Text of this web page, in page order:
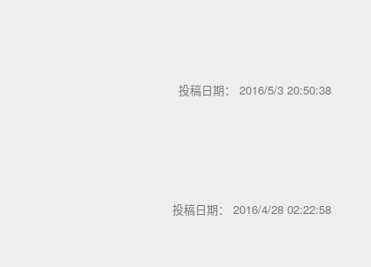
投稿日期： 2016/5/3 20:50:38
投稿日期： 2016/4/28 02:22:58